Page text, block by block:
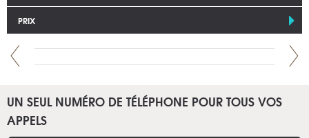
PRIX
UN SEUL NUMÉRO DE TÉLÉPHONE POUR TOUS VOS
APPELS